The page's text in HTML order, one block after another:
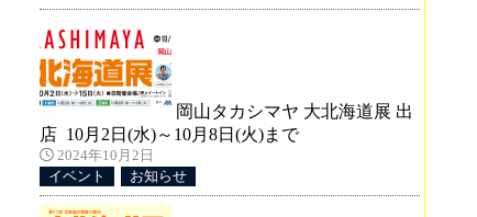
岡山タカシマヤ 大北海道展 出
店 10月2日(水)～10月8日(火)まで
2024年10月2日
イベント
お知らせ